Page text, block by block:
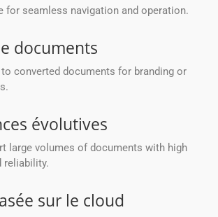
for seamless navigation and operation.
documents
converted documents for branding or
évolutives
large volumes of documents with high
reliability.
sur le cloud